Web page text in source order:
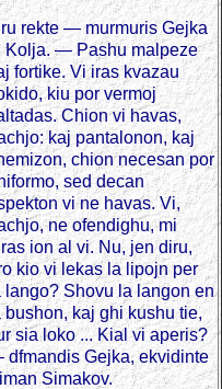
rekte — murmuris Gejka
Kolja. — Pashu malpeze
fortike. Vi iras kvazau
kiu por vermoj
Chion vi havas,
kaj pantalonon, kaj
chion necesan por
sed decan
vi ne havas. Vi,
ne ofendighu, mi
ion al vi. Nu, jen diru,
kio vi lekas la lipojn per
lango? Shovu la langon en
bushon, kaj ghi kushu tie,
sia loko ... Kial vi aperis?
Gejka, ekvidinte
Simakov.